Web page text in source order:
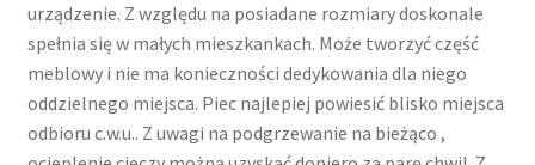
urządzenie. Z względu na posiadane rozmiary doskonale
spełnia się w małych mieszkankach. Może tworzyć część
meblowy i nie ma konieczności dedykowania dla niego
oddzielnego miejsca. Piec najlepiej powiesić blisko miejsca
odbioru c.w.u.. Z uwagi na podgrzewanie na bieżąco ,